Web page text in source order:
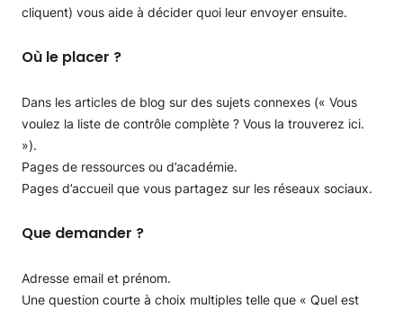
cliquent) vous aide à décider quoi leur envoyer ensuite.
Où le placer ?
Dans les articles de blog sur des sujets connexes (« Vous
voulez la liste de contrôle complète ? Vous la trouverez ici.
»).
Pages de ressources ou d’académie.
Pages d’accueil que vous partagez sur les réseaux sociaux.
Que demander ?
Adresse email et prénom.
Une question courte à choix multiples telle que « Quel est